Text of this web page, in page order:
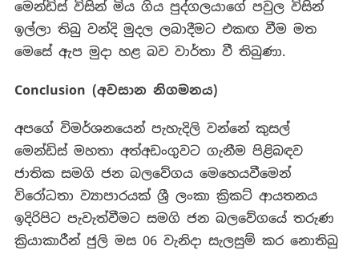
මෙන්ඩිස් විසින් මිය ගිය පුද්ගලයාගේ පවුල විසින්
ඉල්ලා තිබු වන්දි මුදල ලබාදීමට එකඟ වීම මත
මෙසේ ඇප මුදා හළ බව වාර්තා වී තිබුණා.
Conclusion (අවසාන නිගමනය)
අපගේ විමර්ශනයෙන් පැහැදිලි වන්නේ කුසල්
මෙන්ඩිස් මහතා අත්අඩංගුවට ගැනීම පිළිබඳව
ජාතික සමගි ජන බලවේගය මෙහෙයවීමෙන්
විරෝධතා ව්‍යාපාරයක් ශ්‍රී ලංකා ක්‍රිකට් ආයතනය
ඉදිරිපිට පැවැත්වීමට සමගි ජන බලවේගයේ තරුණ
ක්‍රියාකාරීන් ජුලි මස 06 වැනිදා සැලසුම් කර නොතිබු